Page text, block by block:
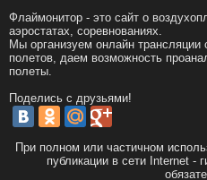
Флаймонитор - это сайт о
аэростатах, соревнованиях.
Мы организуем онлайн
полетов, даем возможность
полеты.
Поделись с друзьями!
При полном или частичном
публикации в сети Internet -